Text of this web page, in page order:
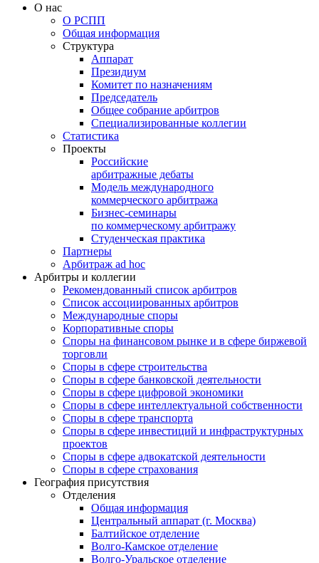
О нас
О РСПП
Общая информация
Структура
Аппарат
Президиум
Комитет по назначениям
Председатель
Общее собрание арбитров
Специализированные коллегии
Статистика
Проекты
Российские
арбитражные дебаты
Модель международного
коммерческого арбитража
Бизнес-семинары
по коммерческому арбитражу
Студенческая практика
Партнеры
Арбитраж ad hoc
Арбитры и коллегии
Рекомендованный список арбитров
Список ассоциированных арбитров
Международные споры
Корпоративные споры
Споры на финансовом рынке и в сфере биржевой
торговли
Споры в сфере строительства
Споры в сфере банковской деятельности
Споры в сфере цифровой экономики
Споры в сфере интеллектуальной собственности
Споры в сфере транспорта
Cпоры в сфере инвестиций и инфраструктурных
проектов
Споры в сфере адвокатской деятельности
Споры в сфере страхования
География присутствия
Отделения
Общая информация
Центральный аппарат (г. Москва)
Балтийское отделение
Волго-Камское отделение
Волго-Уральское отделение